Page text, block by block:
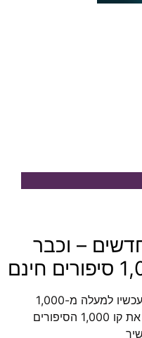
חדשים – וכבר
בקרוב: 30 סיפורים חדשים – וכבר עכשיו למעלה מ-1,000
סיפורים חינם חסדי שמיים – עברנו את קו 1,000 הסיפורים